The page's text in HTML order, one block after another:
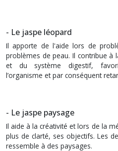
- Le jaspe léopard
Il apporte de l'aide lors de
problèmes de peau. Il contribue à
et du système digestif,
l’organisme et par conséquent
- Le jaspe paysage
Il aide à la créativité et lors de la
plus de clarté, ses objectifs. Les
ressemble à des paysages.